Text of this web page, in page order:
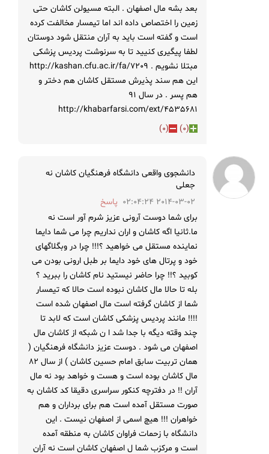
بعد بشه مال اصفهان . البته مسیولن کاشان حتی
زمین را اختصاص داده اند اما تیمسار مخالفت کرده
است و گفته است باید به آران منتقل شود دوستان
لطفا پیگیری کنیید تا به سرنوشت پردیس پزشکی
مبتلا نشویم . http://kashan.cfu.ac.ir/fa/7209
این هم سند پذیرش مستقل کاشان هم دختر و
هم پسر . در سال 91
http://khabarfarsi.com/ext/4535681
(
0
)
(
0
)
دانشجوی واقعی دانشگاه فرهنگیان کاشان نه
جعلی
2014-03-02 02:04:24
پاسخ
برای شما دوست آرونی عزیز شرم آور است نه
ما.ثانیا اگه کاشان و اران نداریم چرا می شما دایما
نماینده مستقل می خواهید ؟!!! چرا در وبگلاگهای
خود و پرتال های خود دایما بر طبل ارونی بودن می
کوبید ؟!! چرا حاضر نیستید نام کاشان را ببرید ؟
بله تا حالا مال کاشان نبوده است حالا که تیمسار
شما از کاشان گرفته است مال اصفهان شده است
!!!! مانند پردیس پزشکی کاشان است که لابد تا
چند وقته دیگه با جدا شد ا ن شبکه از کاشان مال
اصفهان می شود . دوست عزیز دانشگاه فرهنگیان (
همان تربیت سابق امام حسین کاشان ) از سال 82
مال کاشان بوده است و هست و خواهد بود نه مال
آران !! در دفترچه کنکور سراسری دقیقا کد کاشان به
صورت مستقل آمده است هم برای برداران و هم
خواهران !!! هیچ اسمی از اصفهان نیست . این
دانشگاه با زحمات فراوان کاشان به منطقه آمده
است و مرکزب شما ل اصفهان کاشان است نه آران